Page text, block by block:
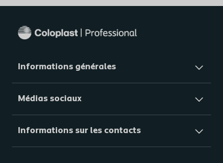
Informations générales​
Médias sociaux
Informations sur les contacts